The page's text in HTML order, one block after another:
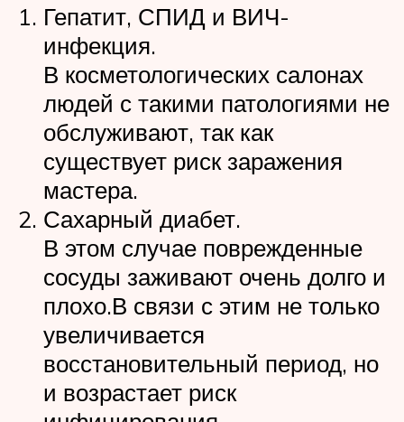
Гепатит, СПИД и ВИЧ-
инфекция.
В косметологических салонах
людей с такими патологиями не
обслуживают, так как
существует риск заражения
мастера.
Сахарный диабет.
В этом случае поврежденные
сосуды заживают очень долго и
плохо.В связи с этим не только
увеличивается
восстановительный период, но
и возрастает риск